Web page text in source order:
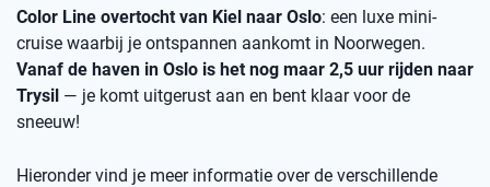
Color Line overtocht van Kiel naar Oslo: een luxe mini-
cruise waarbij je ontspannen aankomt in Noorwegen.
Vanaf de haven in Oslo is het nog maar 2,5 uur rijden naar
Trysil — je komt uitgerust aan en bent klaar voor de
sneeuw!
Hieronder vind je meer informatie over de verschillende